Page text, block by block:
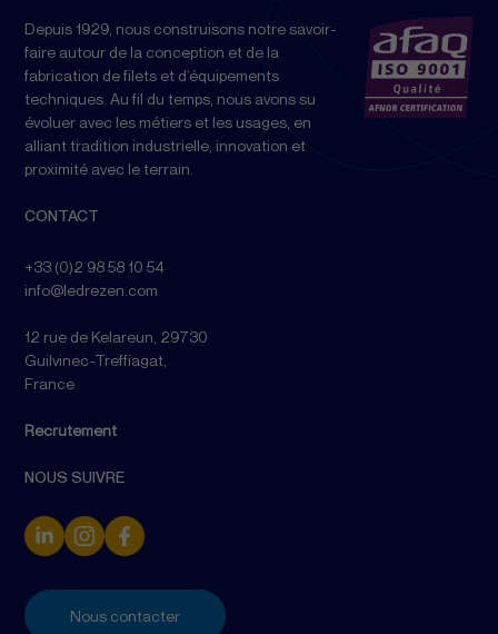
Depuis 1929, nous construisons notre savoir-
faire autour de la conception et de la
fabrication de filets et d’équipements
techniques. Au fil du temps, nous avons su
évoluer avec les métiers et les usages, en
alliant tradition industrielle, innovation et
proximité avec le terrain.
CONTACT
+33 (0)2 98 58 10 54
info@ledrezen.com
12 rue de Kelareun, 29730
Guilvinec-Treffiagat,
France
Recrutement
NOUS SUIVRE
Nous contacter